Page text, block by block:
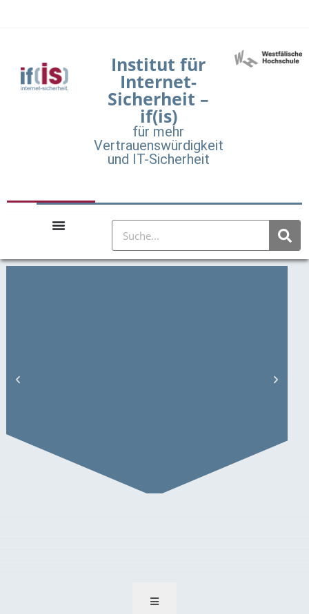
Institut für
Internet-
Sicherheit –
if(is)
für mehr
Vertrauenswürdigkeit
und IT-Sicherheit